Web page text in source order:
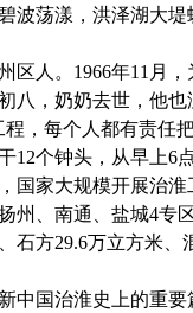
荡漾，洪泽湖大堤
人。1966年11月，
八，奶奶去世，他也
每个人都有责任把
12个钟头，从早上6
家大规模开展治淮
州、南通、盐城4专
石方29.6万立方米、
国治淮史上的重要